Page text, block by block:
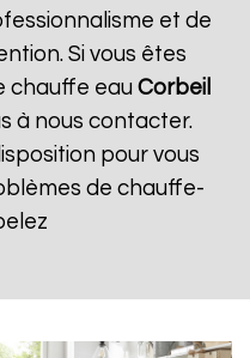
et de
Si vous êtes
chauffe eauCorbeil
à nous contacter.
pour vous
de chauffe-